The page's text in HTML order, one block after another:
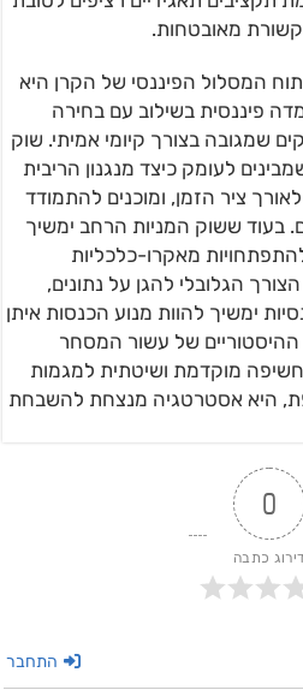
מאובטחות.
המסלול הפיננסי של הקרן היא
פיננסית בשילוב עם בחירה
שמגובה בצורך קיומי אמיתי. שוק
לעומק כיצד מנגנון הריבית
ציר הזמן, ומוכנים להתמודד
בעוד ששוק המניות הרחב ימשיך
מאקרו-כלכליות
הגלובלי להגן על נתונים,
ימשיך להוות מנוע הכנסות איתן
ההיסטוריים של עשור המסחר
מוקדמת ושיטתית למגמות
היא אסטרטגיה מנצחת להשבחת
0
דירוג כתבה
התחבר